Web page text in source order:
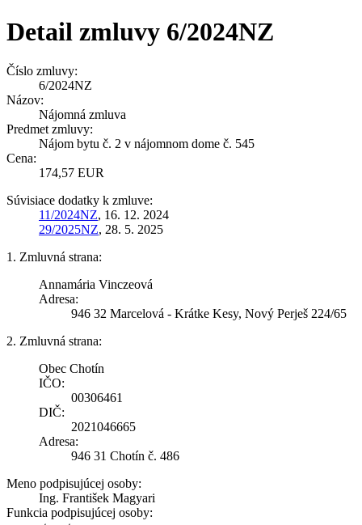
Detail zmluvy 6/2024NZ
Číslo zmluvy:
6/2024NZ
Názov:
Nájomná zmluva
Predmet zmluvy:
Nájom bytu č. 2 v nájomnom dome č. 545
Cena:
174,57 EUR
Súvisiace dodatky k zmluve:
11/2024NZ, 16. 12. 2024
29/2025NZ, 28. 5. 2025
1. Zmluvná strana:
Annamária Vinczeová
Adresa:
946 32 Marcelová - Krátke Kesy, Nový Perješ 224/65
2. Zmluvná strana:
Obec Chotín
IČO:
00306461
DIČ:
2021046665
Adresa:
946 31 Chotín č. 486
Meno podpisujúcej osoby:
Ing. František Magyari
Funkcia podpisujúcej osoby: